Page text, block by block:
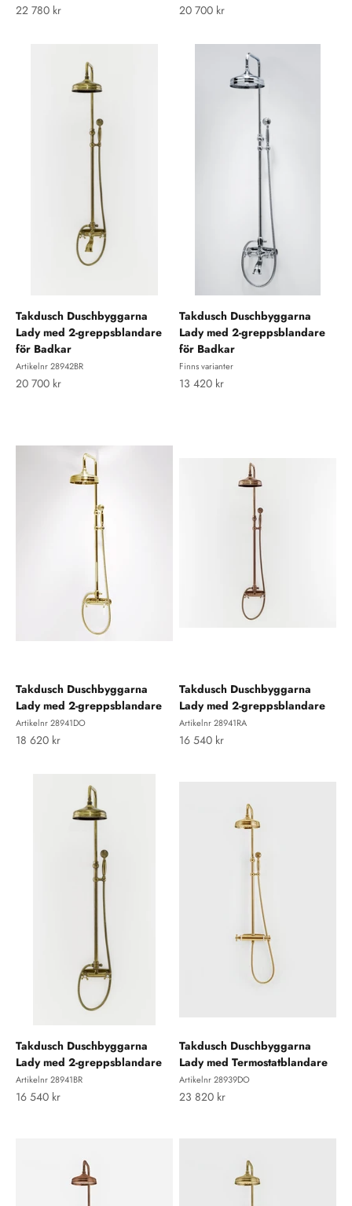
REA-pris
22 780 kr REA-pris
20 700 kr
Takdusch Duschbyggarna
Lady med 2-greppsblandare
för Badkar
Artikelnr 28942BR
REA-pris
20 700 kr
Takdusch Duschbyggarna
Lady med 2-greppsblandare
för Badkar
Finns varianter
REA-pris
13 420 kr
Takdusch Duschbyggarna
Lady med 2-greppsblandare
Artikelnr 28941DO
REA-pris
18 620 kr
Takdusch Duschbyggarna
Lady med 2-greppsblandare
Artikelnr 28941RA
REA-pris
16 540 kr
Takdusch Duschbyggarna
Lady med 2-greppsblandare
Artikelnr 28941BR
REA-pris
16 540 kr
Takdusch Duschbyggarna
Lady med Termostatblandare
Artikelnr 28939DO
REA-pris
23 820 kr